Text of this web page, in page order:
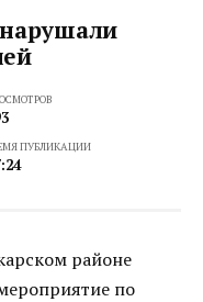
ПУБЛИКАЦИИ
районе
по